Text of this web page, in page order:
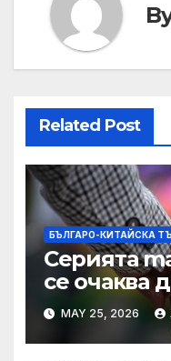
Related Post
БЪЛГАРО-КИТАЙСКА
Серията
се очаква
чип Kirin
TechNode
MAY 25, 2026